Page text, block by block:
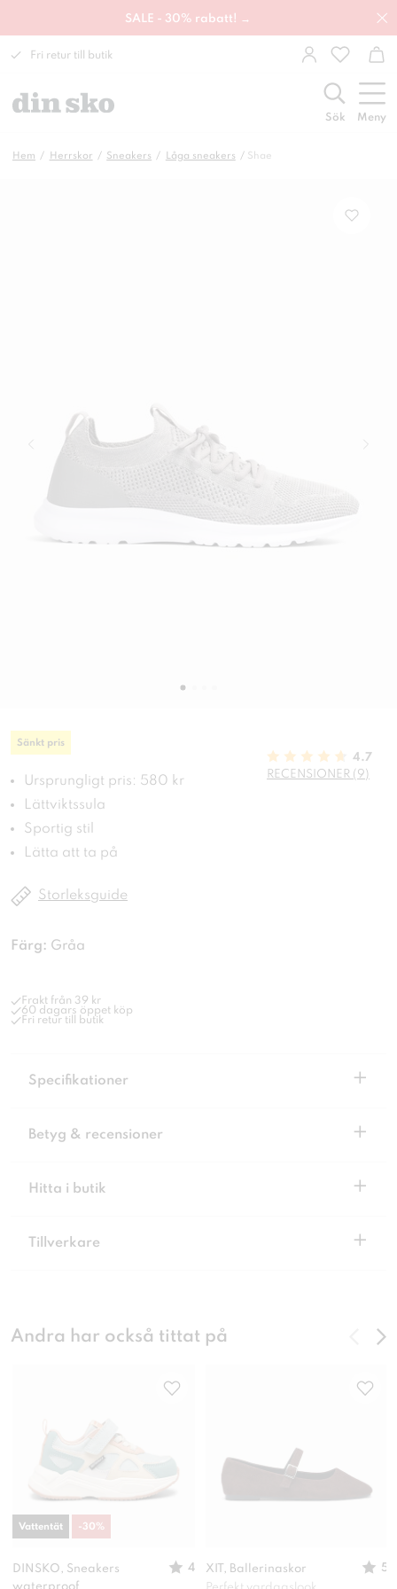
SALE - 30% rabatt! →
Fri retur till butik
Sök Meny
Hem Herrskor Sneakers Låga sneakers Shae
Sänkt pris
Ursprungligt pris: 580 kr
Lättviktssula
Sportig stil
Lätta att ta på
4.7
RECENSIONER (9)
Storleksguide
Färg: Gråa
Frakt från 39 kr
60 dagars öppet köp
Fri retur till butik
Specifikationer +
Betyg & recensioner +
Hitta i butik +
Tillverkare +
Andra har också tittat på
DINSKO, Sneakers
4
Vattentät -30%
XIT, Ballerinaskor
5